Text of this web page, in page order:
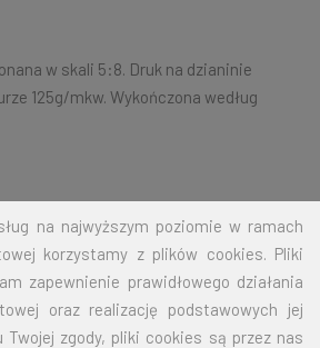
na najwyższym poziomie w ramach
korzystamy z plików cookies. Pliki
zapewnienie prawidłowego działania
oraz realizację podstawowych jej
zgody, pliki cookies są przez nas
w skali 5:8. Druk na dzianinie
125g/mkw. Wykończona według
ilości cena zostanie wyliczona
NETTO CENA BRUTTO